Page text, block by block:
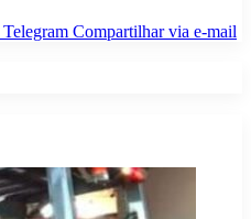
Telegram Compartilhar via e-mail